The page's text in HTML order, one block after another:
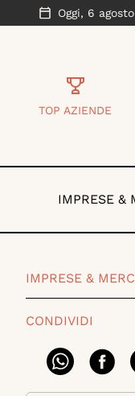
Oggi, 6
TOP AZIENDE
IMPRESE &
IMPRESE &
CONDIVIDI